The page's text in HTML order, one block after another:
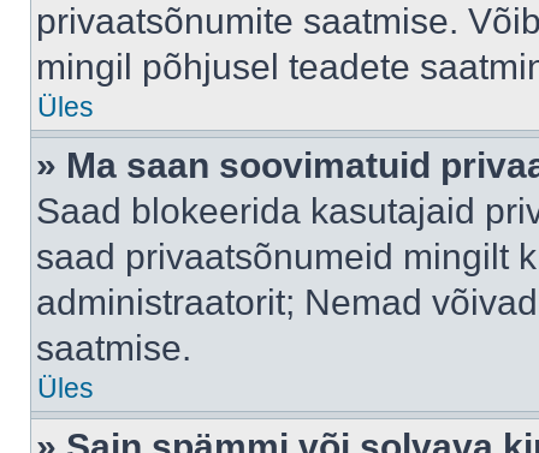
privaatsõnumite saatmise.
mingil põhjusel teadete
Üles
» Ma saan soovimatuid
Saad blokeerida kasutajaid
saad privaatsõnumeid mingilt
administraatorit; Nemad
saatmise.
Üles